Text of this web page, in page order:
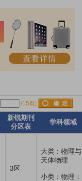
/15页)
新锐期刊
分区表
学科领域
3区
大类：物理与
天体物理
小类：物理：